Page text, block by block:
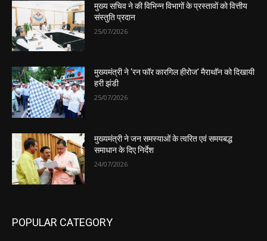
मुख्य सचिव ने की विभिन्न विभागों के प्रस्तावों को वित्तीय
संस्तुति प्रदान
25/07/2026
मुख्यमंत्री ने ‘रन फॉर कारगिल हीरोज’ मैराथॉन को दिखायी
हरी झंडी
25/07/2026
मुख्यमंत्री ने जन समस्याओं के त्वरित एवं समयबद्ध
समाधान के दिए निर्देश
24/07/2026
POPULAR CATEGORY